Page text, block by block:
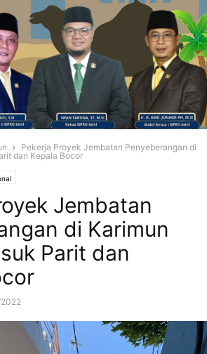
Pekerja Proyek Jembatan Penyeberangan di
dan Kepala Bocor
Jembatan
di Karimun
Parit dan